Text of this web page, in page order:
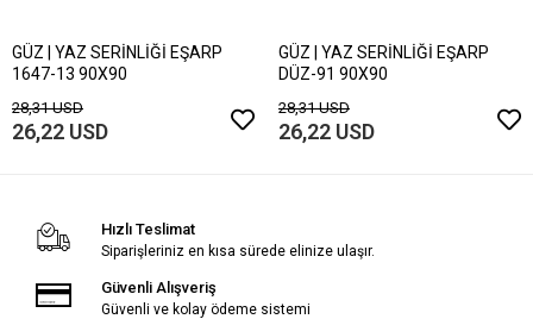
GÜZ | YAZ SERİNLİĞİ EŞARP
1647-13 90X90
28,31 USD
26,22 USD
GÜZ | YAZ SERİNLİĞİ EŞARP
DÜZ-91 90X90
28,31 USD
26,22 USD
Hızlı Teslimat
Siparişleriniz en kısa sürede elinize ulaşır.
Güvenli Alışveriş
Güvenli ve kolay ödeme sistemi